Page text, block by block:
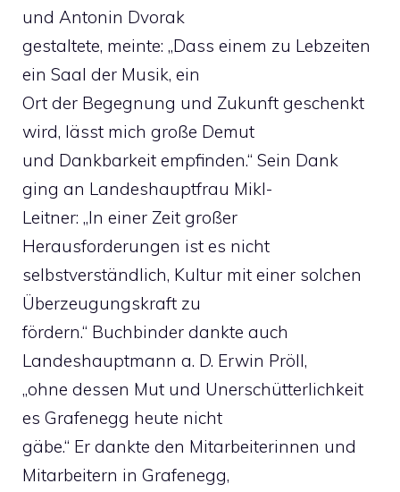
und Antonin Dvorak
gestaltete, meinte: „Dass einem zu Lebzeiten
ein Saal der Musik, ein
Ort der Begegnung und Zukunft geschenkt
wird, lässt mich große Demut
und Dankbarkeit empfinden.“ Sein Dank
ging an Landeshauptfrau Mikl-
Leitner: „In einer Zeit großer
Herausforderungen ist es nicht
selbstverständlich, Kultur mit einer solchen
Überzeugungskraft zu
fördern.“ Buchbinder dankte auch
Landeshauptmann a. D. Erwin Pröll,
„ohne dessen Mut und Unerschütterlichkeit
es Grafenegg heute nicht
gäbe.“ Er dankte den Mitarbeiterinnen und
Mitarbeitern in Grafenegg,